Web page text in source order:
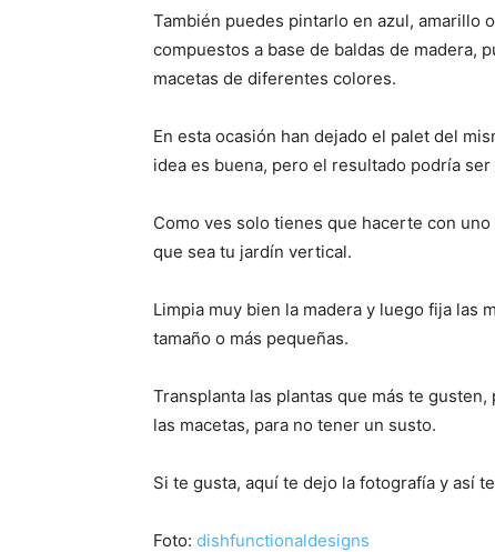
También puedes pintarlo en azul, amarillo
compuestos a base de baldas de madera,
macetas de diferentes colores.
En esta ocasión han dejado el palet del
idea es buena, pero el resultado podría ser
Como ves solo tienes que hacerte con
que sea tu jardín vertical.
Limpia muy bien la madera y luego fija las
tamaño o más pequeñas.
Transplanta las plantas que más te
las macetas, para no tener un susto.
Si te gusta, aquí te dejo la fotografía y así
Foto: dishfunctionaldesigns